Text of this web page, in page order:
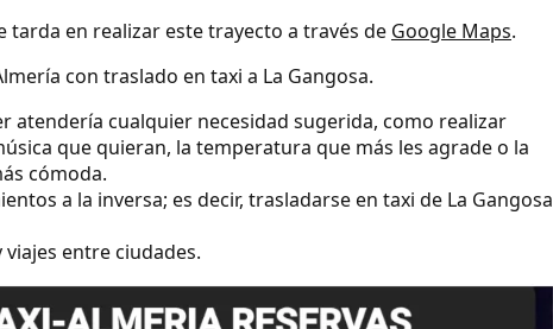
tarda en realizar este trayecto a través de Google Maps.
con traslado en taxi a La Gangosa.
atendería cualquier necesidad sugerida, como realizar
que quieran, la temperatura que más les agrade o la
cómoda.
a la inversa; es decir, trasladarse en taxi de La Gangosa
entre ciudades.